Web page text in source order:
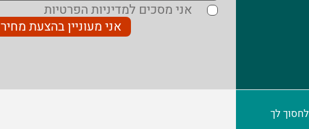
אני מסכים למדיניות הפרטיות
אני מעוניין בהצעת מחיר
לחסוך לך